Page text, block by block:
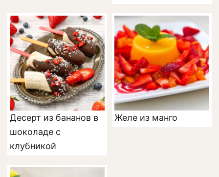
Десерт из бананов в
шоколаде с
клубникой
Желе из манго